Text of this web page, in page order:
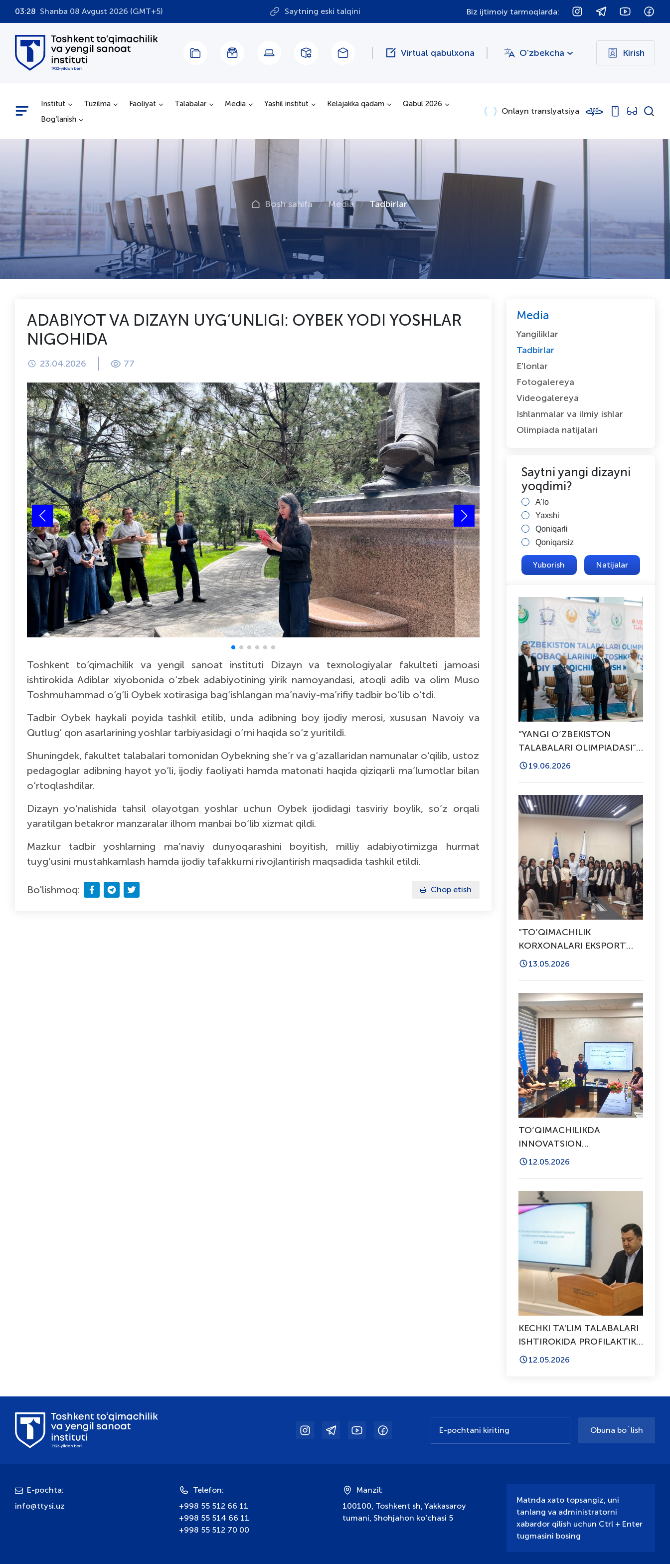
03:28 Shanba 08 Avgust 2026 (GMT+5) Saytning eski talqini Biz ijtimoiy tarmoqlarda:
Virtual qabulxona O'zbekcha Kirish
Institut Tuzilma Faoliyat Talabalar Media Yashil institut Kelajakka qadam
Qabul 2026
Bog‘lanish
Onlayn translyatsiya
Bosh sahifa Media Tadbirlar
ADABIYOT VA DIZAYN UYG‘UNLIGI: OYBEK YODI YOSHLAR
NIGOHIDA
23.04.2026 77
Toshkent to‘qimachilik va yengil sanoat instituti Dizayn va texnologiyalar fakulteti jamoasi
ishtirokida Adiblar xiyobonida o‘zbek adabiyotining yirik namoyandasi, atoqli adib va olim Muso
Toshmuhammad o‘g‘li Oybek xotirasiga bag‘ishlangan ma’naviy-ma’rifiy tadbir bo‘lib o‘tdi.
Tadbir Oybek haykali poyida tashkil etilib, unda adibning boy ijodiy merosi, xususan Navoiyva
Qutlug‘ qon asarlarining yoshlar tarbiyasidagi o‘rni haqida so‘z yuritildi.
Shuningdek, fakultet talabalari tomonidan Oybekning she’r va g‘azallaridan namunalar o‘qilib, ustoz
pedagoglar adibning hayot yo‘li, ijodiy faoliyati hamda matonati haqida qiziqarli ma’lumotlar bilan
o‘rtoqlashdilar.
Dizayn yo‘nalishida tahsil olayotgan yoshlar uchun Oybek ijodidagi tasviriy boylik, so‘z orqali
yaratilgan betakror manzaralar ilhom manbai bo‘lib xizmat qildi.
Mazkur tadbir yoshlarning ma’naviy dunyoqarashini boyitish, milliy adabiyotimizga hurmat
tuyg‘usini mustahkamlash hamda ijodiy tafakkurni rivojlantirish maqsadida tashkil etildi.
Bo'lishmoq: Chop etish
Media
Yangiliklar
Tadbirlar
E'lonlar
Fotogalereya
Videogalereya
Ishlanmalar va ilmiy ishlar
Olimpiada natijalari
Saytni yangi dizayni
yoqdimi?
A'lo
Yaxshi
Qoniqarli
Qoniqarsiz
Natijalar
“YANGI O‘ZBEKISTON
TALABALARI OLIMPIADASI”:
TO'RT NAFAR SPORTCHIMIZ
KIRITDI
19.06.2026
“TO‘QIMACHILIK
KORXONALARI EKSPORT
SALOHIYATINI OSHIRISH”
13.05.2026
TO‘QIMACHILIKDA
INNOVATSION
TEXNOLOGIYALAR HAQIDA
12.05.2026
KECHKI TA'LIM TALABALARI
ISHTIROKIDA PROFILAKTIK
SUHBAT O‘TKAZILDI
12.05.2026
Obuna bo`lish
E-pochta:
info@ttysi.uz
Telefon:
+998 55 512 66 11
+998 55 514 66 11
+998 55 512 70 00
Manzil:
100100, Toshkent sh, Yakkasaroy
tumani, Shohjahon ko‘chasi 5
Matnda xato topsangiz, uni
tanlang va administratorni
xabardor qilish uchun Ctrl + Enter
tugmasini bosing